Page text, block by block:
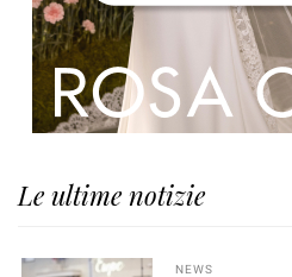
Le ultime notizie
NEWS